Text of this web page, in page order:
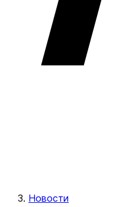
Новости